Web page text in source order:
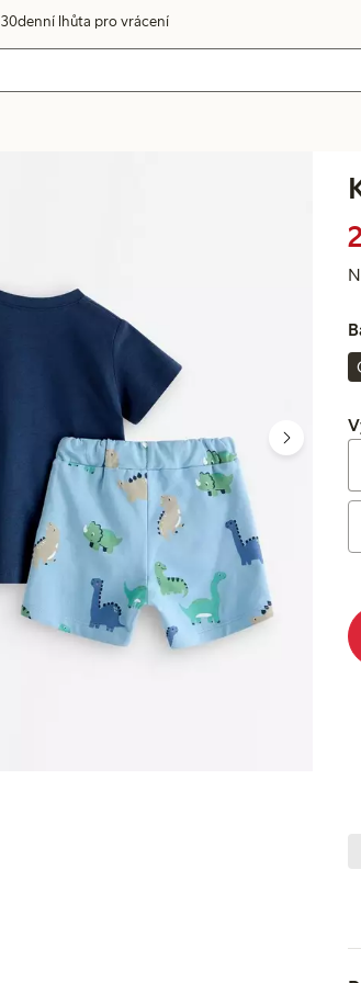
30denní lhůta pro vrácení